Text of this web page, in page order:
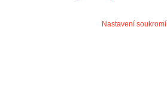
Nastavení soukromí